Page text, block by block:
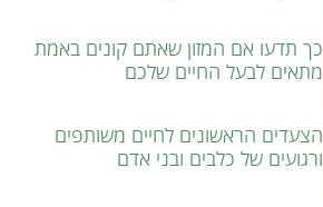
כך תדעו אם המזון שאתם קונים באמת
מתאים לבעל החיים שלכם
הצעדים הראשונים לחיים משותפים
ורגועים של כלבים ובני אדם